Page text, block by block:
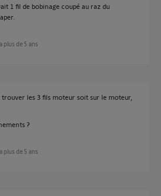
1 fil de bobinage coupé au raz du
plus de 5 ans
les 3 fils moteur soit sur le moteur,
?
plus de 5 ans